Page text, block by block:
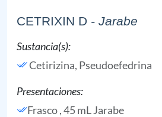
CETRIXIN D - Jarabe
Sustancia(s):
Cetirizina, Pseudoefedrina
Presentaciones:
Frasco , 45 mL Jarabe